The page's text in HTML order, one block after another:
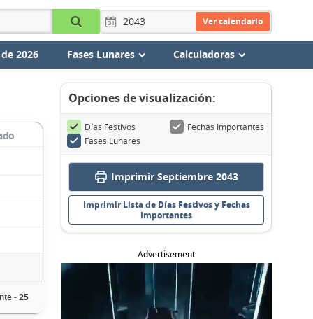
Ver calendario
2026 Fases Lunares Calculadoras
-25
Opciones de visualización:
Días Festivos
Fechas Importantes
Fases Lunares
Imprimir Septiembre 2043
Imprimir Lista de Días Festivos y Fechas
Importantes
Advertisement